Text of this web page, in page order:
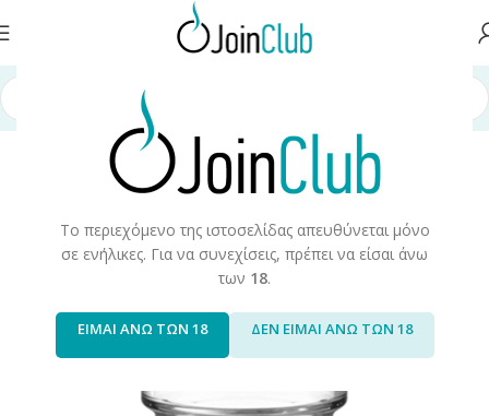
Το περιεχόμενο της ιστοσελίδας απευθύνεται μόνο
σε ενήλικες. Για να συνεχίσεις, πρέπει να είσαι άνω
των 18.
ΕΙΜΑΙ ΑΝΩ ΤΩΝ 18 ΔΕΝ ΕΙΜΑΙ ΑΝΩ ΤΩΝ 18
σελίδα Πρώτες Ύλες/Αξεσουάρ